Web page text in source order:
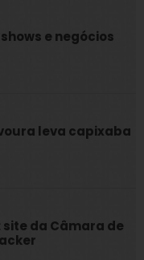
e negócios
leva capixaba
da Câmara de